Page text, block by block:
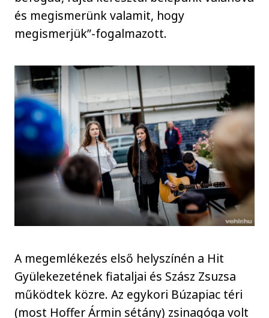
és megismerünk valamit, hogy
megismerjük”-fogalmazott.
A megemlékezés első helyszínén a Hit
Gyülekezetének fiataljai és Szász Zsuzsa
működtek közre. Az egykori Búzapiac téri
(most Hoffer Ármin sétány) zsinagóga volt